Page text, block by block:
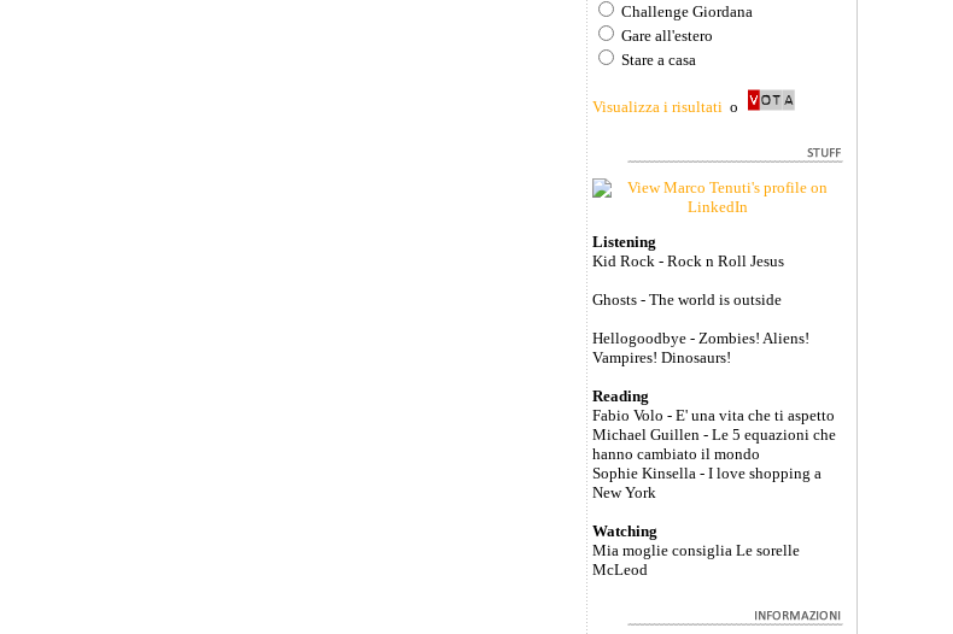
Challenge Giordana
Gare all'estero
Stare a casa
Visualizza i risultati o
Listening
Kid Rock - Rock n Roll Jesus
Ghosts - The world is outside
Hellogoodbye - Zombies! Aliens!
Vampires! Dinosaurs!
Reading
Fabio Volo - E' una vita che ti aspetto
Michael Guillen - Le 5 equazioni che
hanno cambiato il mondo
Sophie Kinsella - I love shopping a
New York
Watching
Mia moglie consiglia Le sorelle
McLeod